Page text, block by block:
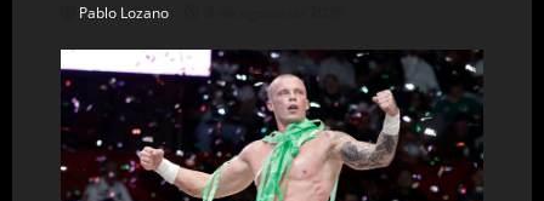
n
t
r
Pablo Lozano